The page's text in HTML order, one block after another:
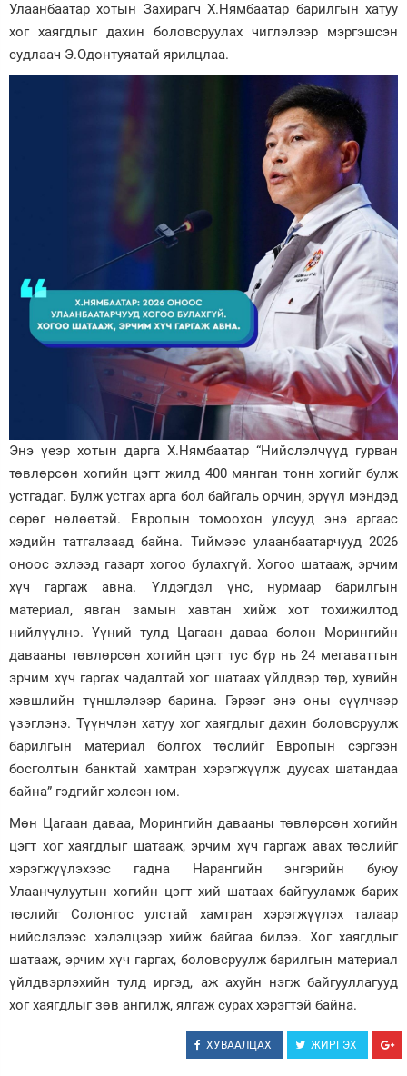
Улаанбаатар хотын Захирагч Х.Нямбаатар барилгын хатуу
хог хаягдлыг дахин боловсруулах чиглэлээр мэргэшсэн
судлаач Э.Одонтуяатай ярилцлаа.
Энэ үеэр хотын дарга Х.Нямбаатар “Нийслэлчүүд гурван
төвлөрсөн хогийн цэгт жилд 400 мянган тонн хогийг булж
устгадаг. Булж устгах арга бол байгаль орчин, эрүүл мэндэд
сөрөг нөлөөтэй. Европын томоохон улсууд энэ аргаас
хэдийн татгалзаад байна. Тиймээс улаанбаатарчууд 2026
оноос эхлээд газарт хогоо булахгүй. Хогоо шатааж, эрчим
хүч гаргаж авна. Үлдэгдэл үнс, нурмаар барилгын
материал, явган замын хавтан хийж хот тохижилтод
нийлүүлнэ. Үүний тулд Цагаан даваа болон Морингийн
давааны төвлөрсөн хогийн цэгт тус бүр нь 24 мегаваттын
эрчим хүч гаргах чадалтай хог шатаах үйлдвэр төр, хувийн
хэвшлийн түншлэлээр барина. Гэрээг энэ оны сүүлчээр
үзэглэнэ. Түүнчлэн хатуу хог хаягдлыг дахин боловсруулж
барилгын материал болгох төслийг Европын сэргээн
босголтын банктай хамтран хэрэгжүүлж дуусах шатандаа
байна” гэдгийг хэлсэн юм.
Мөн Цагаан даваа, Морингийн давааны төвлөрсөн хогийн
цэгт хог хаягдлыг шатааж, эрчим хүч гаргаж авах төслийг
хэрэгжүүлэхээс гадна Нарангийн энгэрийн буюу
Улаанчулуутын хогийн цэгт хий шатаах байгууламж барих
төслийг Солонгос улстай хамтран хэрэгжүүлэх талаар
нийслэлээс хэлэлцээр хийж байгаа билээ. Хог хаягдлыг
шатааж, эрчим хүч гаргах, боловсруулж барилгын материал
үйлдвэрлэхийн тулд иргэд, аж ахуйн нэгж байгууллагууд
хог хаягдлыг зөв ангилж, ялгаж сурах хэрэгтэй байна.
ХУВААЛЦАХ ЖИРГЭХ